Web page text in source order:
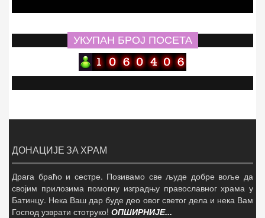
УКУПАН БРОЈ ПОСЕТА
ДОНАЦИЈЕ ЗА ХРАМ
Драга браћо и сестре. Позивамо све људе добре воље да
својим прилозима помогну изградњу православног храма у
Батинцу. Нека Ваш дар буде део овог светог дела и нека Вам
Господ узврати стотруко! ОПШИРНИЈЕ...